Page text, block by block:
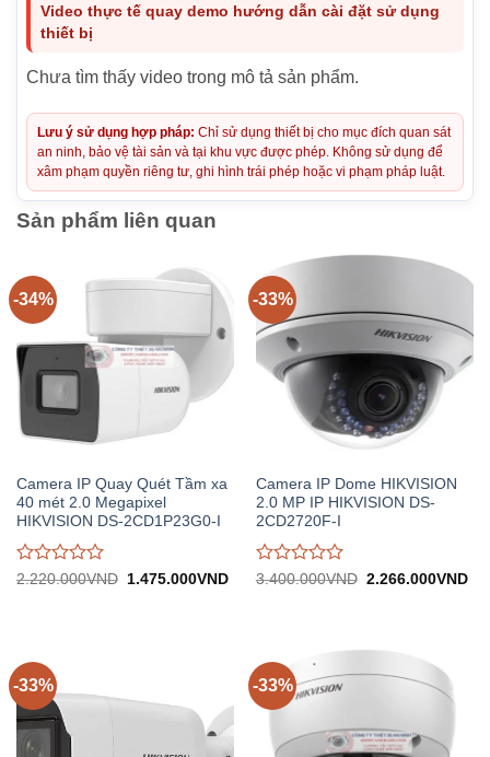
Video thực tế quay demo hướng dẫn cài đặt sử dụng
thiết bị
Chưa tìm thấy video trong mô tả sản phẩm.
Lưu ý sử dụng hợp pháp: Chỉ sử dụng thiết bị cho mục đích quan sát
an ninh, bảo vệ tài sản và tại khu vực được phép. Không sử dụng để
xâm phạm quyền riêng tư, ghi hình trái phép hoặc vi phạm pháp luật.
Sản phẩm liên quan
-34%
Camera IP Quay Quét Tầm xa
40 mét 2.0 Megapixel
HIKVISION DS-2CD1P23G0-I
Được
5
2.220.000VND
Giá
1.475.000VNDGiá
-33%
Camera IP Dome HIKVISION
2.0 MP IP HIKVISION DS-
2CD2720F-I
Được
5
3.400.000VND Giá
2.266.000VNDGiá
-33% -33%